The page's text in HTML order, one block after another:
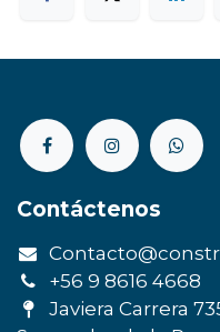
Contáctenos
+56 9 8616 4668
Javiera Carrera